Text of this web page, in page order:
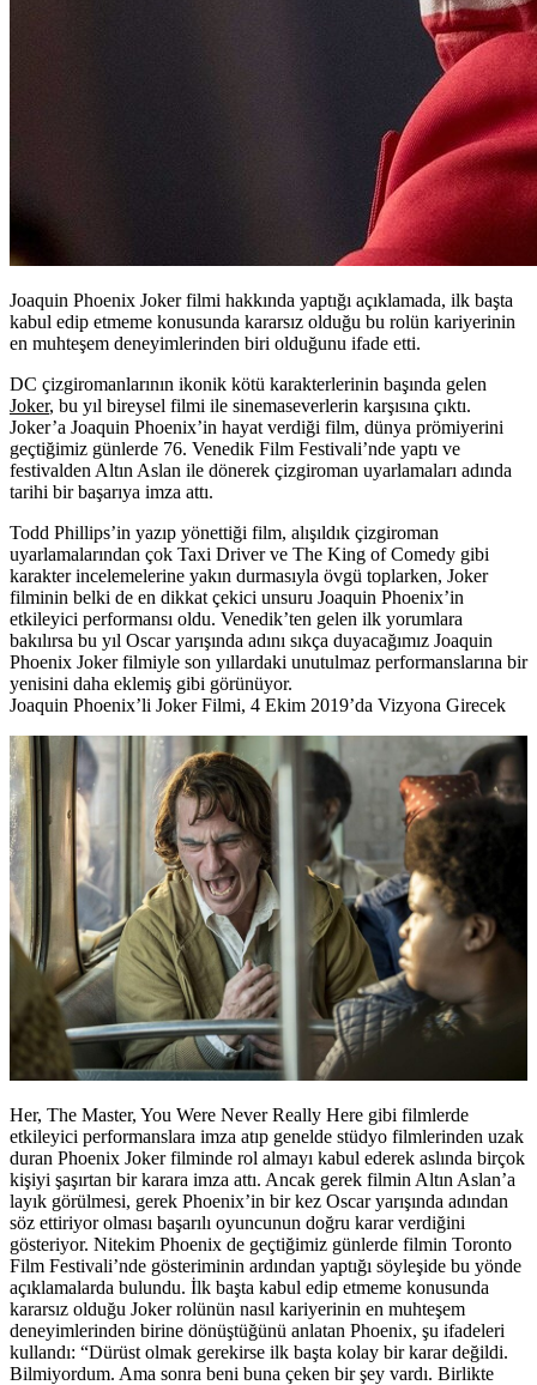
Joaquin Phoenix Joker filmi hakkında yaptığı açıklamada, ilk başta
kabul edip etmeme konusunda kararsız olduğu bu rolün kariyerinin
en muhteşem deneyimlerinden biri olduğunu ifade etti.
DC çizgiromanlarının ikonik kötü karakterlerinin başında gelen
Joker, bu yıl bireysel filmi ile sinemaseverlerin karşısına çıktı.
Joker’a Joaquin Phoenix’in hayat verdiği film, dünya prömiyerini
geçtiğimiz günlerde 76. Venedik Film Festivali’nde yaptı ve
festivalden Altın Aslan ile dönerek çizgiroman uyarlamaları adında
tarihi bir başarıya imza attı.
Todd Phillips’in yazıp yönettiği film, alışıldık çizgiroman
uyarlamalarından çok Taxi Driver ve The King of Comedy gibi
karakter incelemelerine yakın durmasıyla övgü toplarken, Joker
filminin belki de en dikkat çekici unsuru Joaquin Phoenix’in
etkileyici performansı oldu. Venedik’ten gelen ilk yorumlara
bakılırsa bu yıl Oscar yarışında adını sıkça duyacağımız Joaquin
Phoenix Joker filmiyle son yıllardaki unutulmaz performanslarına bir
yenisini daha eklemiş gibi görünüyor.
Joaquin Phoenix’li Joker Filmi, 4 Ekim 2019’da Vizyona Girecek
Her, The Master, You Were Never Really Here gibi filmlerde
etkileyici performanslara imza atıp genelde stüdyo filmlerinden uzak
duran Phoenix Joker filminde rol almayı kabul ederek aslında birçok
kişiyi şaşırtan bir karara imza attı. Ancak gerek filmin Altın Aslan’a
layık görülmesi, gerek Phoenix’in bir kez Oscar yarışında adından
söz ettiriyor olması başarılı oyuncunun doğru karar verdiğini
gösteriyor. Nitekim Phoenix de geçtiğimiz günlerde filmin Toronto
Film Festivali’nde gösteriminin ardından yaptığı söyleşide bu yönde
açıklamalarda bulundu. İlk başta kabul edip etmeme konusunda
kararsız olduğu Joker rolünün nasıl kariyerinin en muhteşem
deneyimlerinden birine dönüştüğünü anlatan Phoenix, şu ifadeleri
kullandı: “Dürüst olmak gerekirse ilk başta kolay bir karar değildi.
Bilmiyordum. Ama sonra beni buna çeken bir şey vardı. Birlikte